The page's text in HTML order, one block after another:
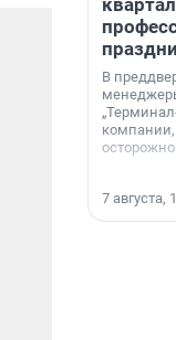
В
7 августа,